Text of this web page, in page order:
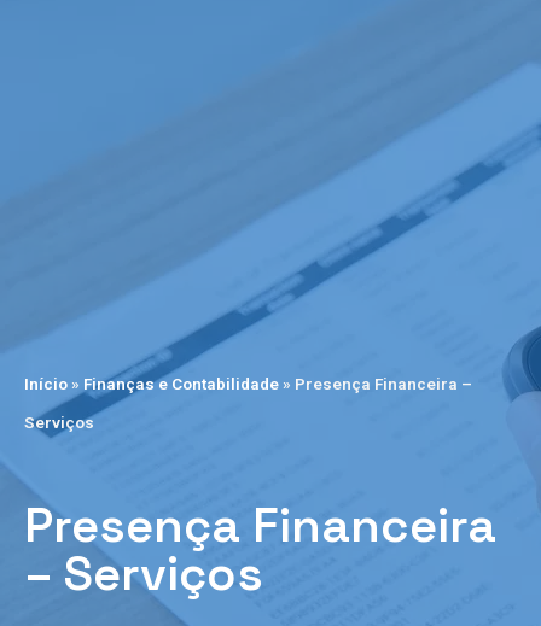
Início » Finanças e Contabilidade » Presença Financeira –
Serviços
Presença Financeira
– Serviços